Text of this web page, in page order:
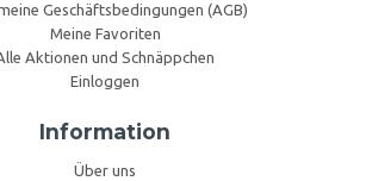
Geschäftsbedingungen (AGB)
Meine Favoriten
Aktionen und Schnäppchen
Einloggen
Information
Über uns